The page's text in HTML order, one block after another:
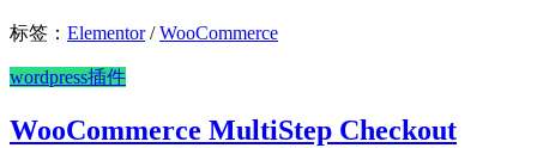
标签： Elementor/WooCommerce
wordpress插件
WooCommerce MultiStep Checkout